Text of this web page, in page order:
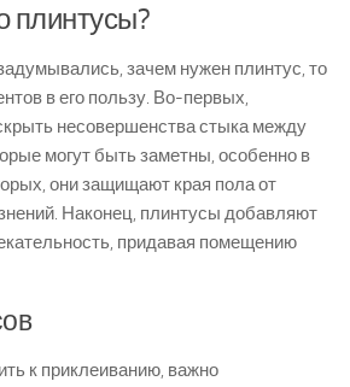
плинтусы?
зачем нужен плинтус, то
в его пользу. Во-первых,
несовершенства стыка между
могут быть заметны, особенно в
они защищают края пола от
Наконец, плинтусы добавляют
придавая помещению
к приклеиванию, важно